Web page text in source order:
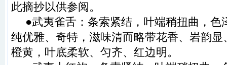
此摘抄以供参阅。
●武夷雀舌：条索紧结，叶端稍扭曲，色
纯优雅、奇特，滋味清而略带花香、岩韵
橙黄，叶底柔软、匀齐、红边明。